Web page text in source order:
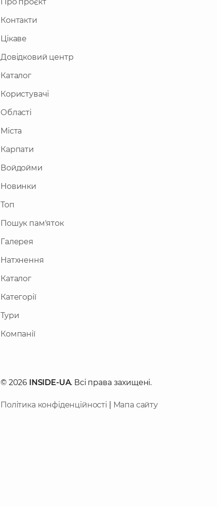
Контакти
Цікаве
Довідковий центр
Каталог
Користувачі
Області
Міста
Карпати
Войдойми
Новинки
Топ
Пошук пам'яток
Галерея
Натхнення
Каталог
Категорії
Тури
Компанії
© 2026 INSIDE-UA. Всі права захищені.
Політика конфіденційності Мапа сайту